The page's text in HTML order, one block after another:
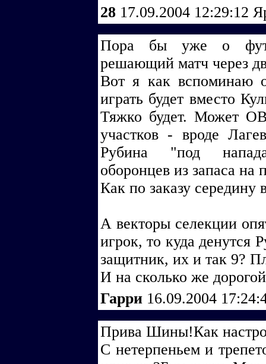
28 17.09.2004 12:29:12
Пора бы уже о
решающий матч через
Вот я как вспоминаю
играть будет вместо
Тяжко будет. Может
участков - вроде
Рубина "под
оборонцев из запаса на
Как по заказу середину
А векторы селекции
игрок, то куда денутся
защитник, их и так 9?
И на сколько же
Гарри 16.09.2004
Прива Шины!Как
С нетерпеньем и